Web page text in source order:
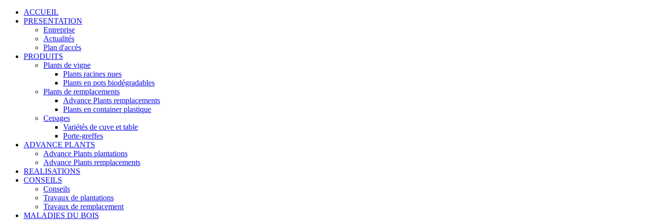
ACCUEIL
PRESENTATION
Entreprise
Actualités
Plan d'accès
PRODUITS
Plants de vigne
Plants racines nues
Plants en pots biodégradables
Plants de remplacements
Advance Plants remplacements
Plants en container plastique
Cepages
Variétés de cuve et table
Porte-greffes
ADVANCE PLANTS
Advance Plants plantations
Advance Plants remplacements
REALISATIONS
CONSEILS
Conseils
Travaux de plantations
Travaux de remplacement
MALADIES DU BOIS